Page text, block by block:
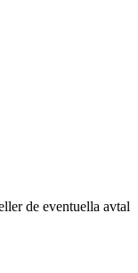
de eventuella avtal